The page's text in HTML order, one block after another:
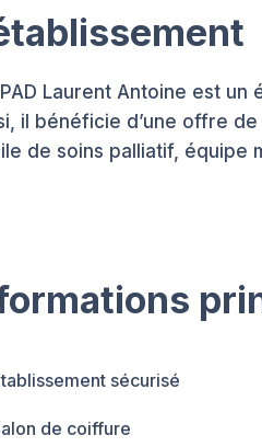
Laurent Antoine est un
il bénéficie d’une offre
de soins palliatif, équipe
sécurisé
de coiffure